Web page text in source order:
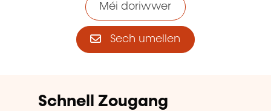
Méi doriwwer
Sech umellen
Schnell Zougang